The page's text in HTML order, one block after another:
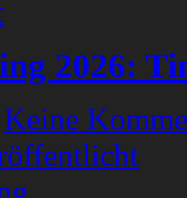
2026:
Keine